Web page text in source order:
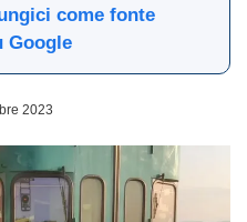
come fonte
Google
2023